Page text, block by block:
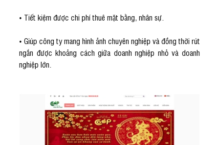
• Tiết kiệm được chi phí thuê mặt bằng, nhân sự.
• Giúp công ty mang hình ảnh chuyên nghiệp và đồng thời rút
ngắn được khoảng cách giữa doanh nghiệp nhỏ và doanh
nghiệp lớn.